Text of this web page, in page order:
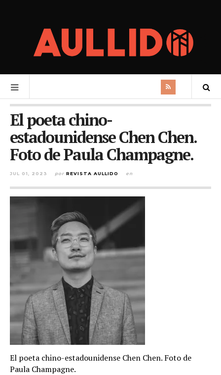
El poeta chino-
estadounidense Chen Chen.
Foto de Paula Champagne.
JUL 01, 2023 por REVISTA AULLIDO en
El poeta chino-estadounidense Chen Chen. Foto de
Paula Champagne.